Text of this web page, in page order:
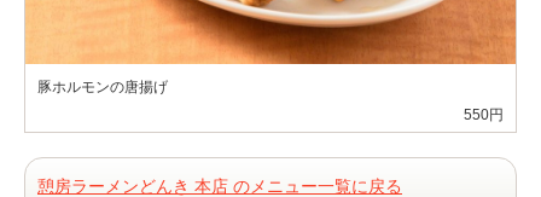
豚ホルモンの唐揚げ
550円
憩房ラーメンどんき 本店 のメニュー一覧に戻る